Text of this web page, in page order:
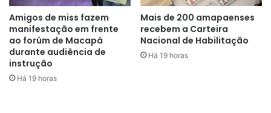
Amigos de miss fazem
manifestação em frente
ao forúm de Macapá
durante audiência de
instrução
Há 19 horas
Mais de 200 amapaenses
recebem a Carteira
Nacional de Habilitação
Há 19 horas